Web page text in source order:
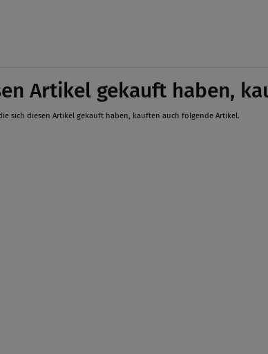
Artikel gekauft haben,
sich diesen Artikel gekauft haben, kauften auch folgende Artikel.